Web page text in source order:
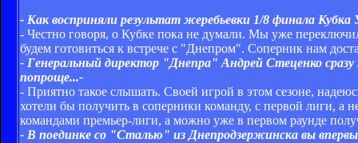
- Как восприняли результат жеребьевки 1/8 финала Кубка
- Честно говоря, о Кубке пока не думали. Мы уже
будем готовиться к встрече с "Днепром". Соперник нам
- Генеральный директор "Днепра" Андрей Стеценко сразу
попроще...-
- Приятно такое слышать. Своей игрой в этом сезоне,
хотели бы получить в соперники команду, с первой лиги,
командами премьер-лиги, а можно уже в первом раунде
- В поединке со "Сталью" из Днепродзержинска вы